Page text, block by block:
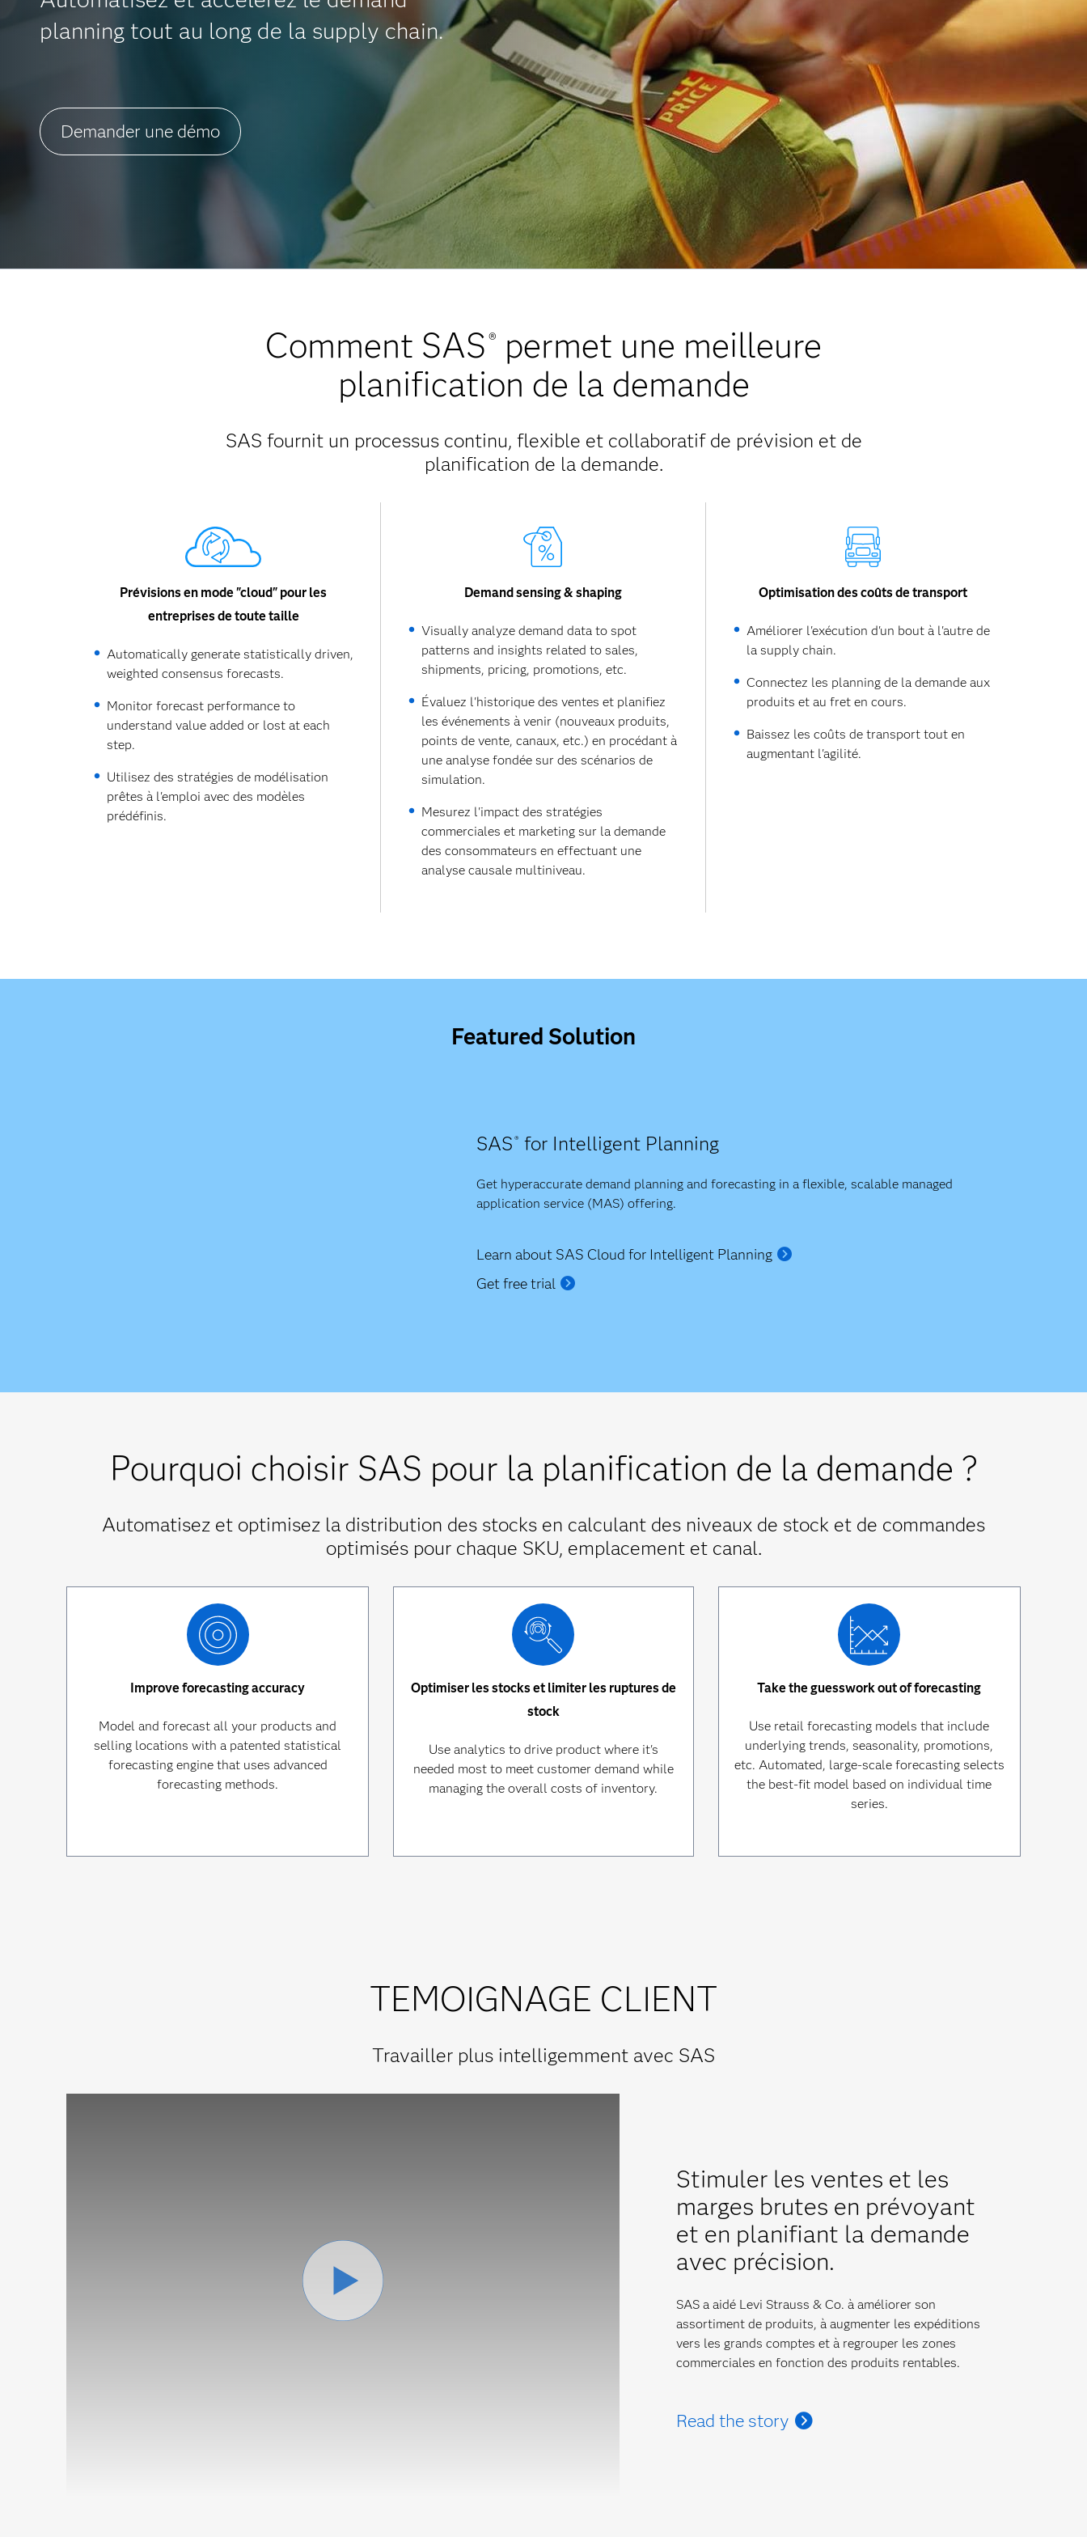
planning tout au long de la supply chain.
Demander une démo
Comment SAS ® permet une meilleure
planification de la demande
SAS fournit un processus continu, flexible et collaboratif de prévision et de
planification de la demande.
Prévisions en mode "cloud" pour les
entreprises de toute taille
Automatically generate statistically driven,
weighted consensus forecasts.
Monitor forecast performance to
understand value added or lost at each
step.
Utilisez des stratégies de modélisation
prêtes à l'emploi avec des modèles
prédéfinis.
Demand sensing & shaping
Visually analyze demand data to spot
patterns and insights related to sales,
shipments, pricing, promotions, etc.
Évaluez l'historique des ventes et planifiez
les événements à venir (nouveaux produits,
points de vente, canaux, etc.) en procédant à
une analyse fondée sur des scénarios de
simulation.
Mesurez l'impact des stratégies
commerciales et marketing sur la demande
des consommateurs en effectuant une
analyse causale multiniveau.
Optimisation des coûts de transport
Améliorer l'exécution d'un bout à l'autre de
la supply chain.
Connectez les planning de la demande aux
produits et au fret en cours.
Baissez les coûts de transport tout en
augmentant l'agilité.
Featured Solution
SAS ® for Intelligent Planning
Get hyperaccurate demand planning and forecasting in a flexible, scalable managed
application service (MAS) offering.
Learn about SAS Cloud for Intelligent Planning
Get free trial
Pourquoi choisir SAS pour la planification de la demande ?
Automatisez et optimisez la distribution des stocks en calculant des niveaux de stock et de commandes
optimisés pour chaque SKU, emplacement et canal.
Improve forecasting accuracy
Model and forecast all your products and
selling locations with a patented statistical
forecasting engine that uses advanced
forecasting methods.
Optimiser les stocks et limiter les ruptures de
stock
Use analytics to drive product where it's
needed most to meet customer demand while
managing the overall costs of inventory.
Take the guesswork out of forecasting
Use retail forecasting models that include
underlying trends, seasonality, promotions,
etc. Automated, large-scale forecasting selects
the best-fit model based on individual time
series.
TEMOIGNAGE CLIENT
Travailler plus intelligemment avec SAS
Stimuler les ventes et les
marges brutes en prévoyant
et en planifiant la demande
avec précision.
SAS a aidé Levi Strauss & Co. à améliorer son
assortiment de produits, à augmenter les expéditions
vers les grands comptes et à regrouper les zones
commerciales en fonction des produits rentables.
Read the story